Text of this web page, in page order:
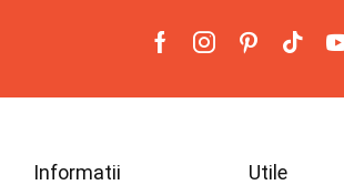
Informatii Utile